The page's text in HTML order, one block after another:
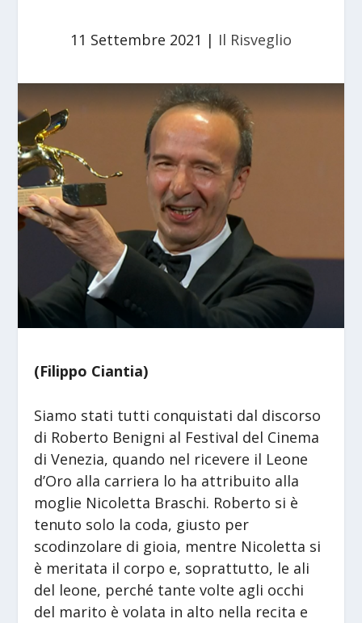
11 Settembre 2021 | Il Risveglio
(Filippo Ciantia)
Siamo stati tutti conquistati dal discorso
di Roberto Benigni al Festival del Cinema
di Venezia, quando nel ricevere il Leone
d’Oro alla carriera lo ha attribuito alla
moglie Nicoletta Braschi. Roberto si è
tenuto solo la coda, giusto per
scodinzolare di gioia, mentre Nicoletta si
è meritata il corpo e, soprattutto, le ali
del leone, perché tante volte agli occhi
del marito è volata in alto nella recita e